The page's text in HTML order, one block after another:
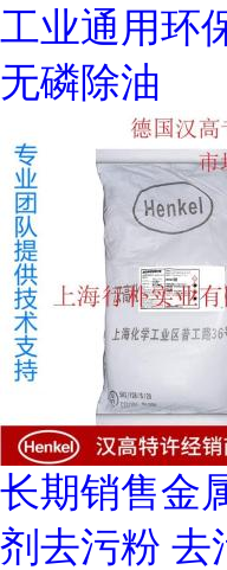
工业通用环
无磷除油
长期销售金
剂去污粉 去